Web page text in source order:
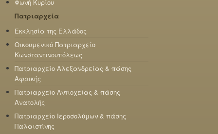
Φωνή Κυρίου
Πατριαρχεία
Εκκλησία της Ελλάδος
Οικουμενικό Πατριαρχείο
Κωνσταντινουπόλεως
Πατριαρχείο Αλεξανδρείας & πάσης
Αφρικής
Πατριαρχείο Αντιοχείας & πάσης
Ανατολής
Πατριαρχείο Ιεροσολύμων & πάσης
Παλαιστίνης